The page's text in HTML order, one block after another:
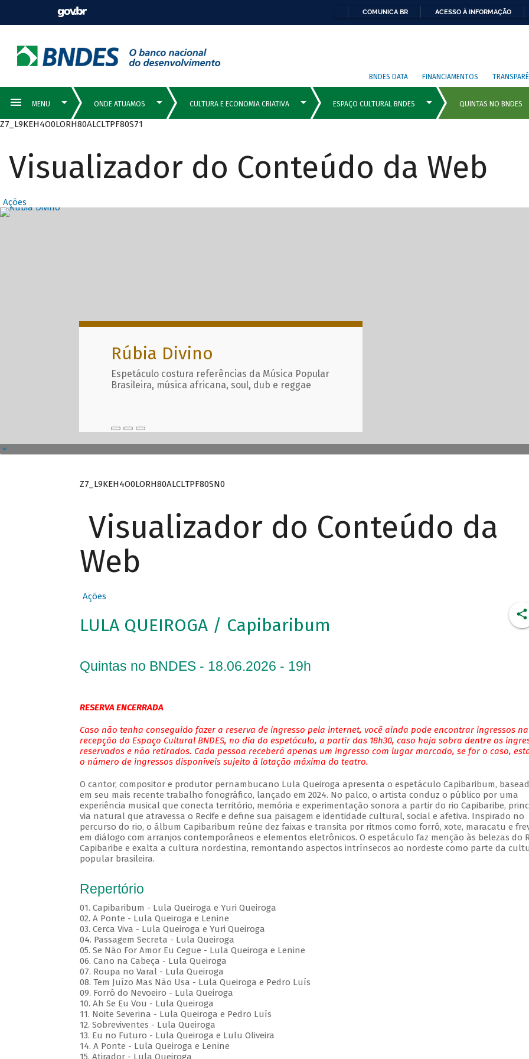
COMUNICA BR ACESSO À INFORMAÇÃO
BNDES DATA FINANCIAMENTOS
Z7_L9KEH4O0LORH80ALCLTPF80S71
Visualizador do Conteúdo da Web
Ações
Destaques Principais com
Rúbia Divino
Espetáculo costura referências da Música Popular
Brasileira, música africana, soul, dub e reggae
Z7_L9KEH4O0LORH80ALCLTPF80SN0
Visualizador do Conteúdo da
Web
Ações
LULA QUEIROGA / Capibaribum
Quintas no BNDES - 18.06.2026 - 19h
RESERVA ENCERRADA
Caso não tenha conseguido fazer a reserva de ingresso pela internet, você ainda pode encontrar ingressos na
recepção do Espaço Cultural BNDES, no dia do espetáculo, a partir das 18h30, caso haja sobra dentre os
reservados e não retirados. Cada pessoa receberá apenas um ingresso com lugar marcado, se for o caso,
o número de ingressos disponíveis sujeito à lotação máxima do teatro.
O cantor, compositor e produtor pernambucano Lula Queiroga apresenta o espetáculo Capibaribum,
em seu mais recente trabalho fonográfico, lançado em 2024. No palco, o artista conduz o público por uma
experiência musical que conecta território, memória e experimentação sonora a partir do rio Capibaribe,
via natural que atravessa o Recife e define sua paisagem e identidade cultural, social e afetiva. Inspirado no
percurso do rio, o álbum Capibaribum reúne dez faixas e transita por ritmos como forró, xote, maracatu e
em diálogo com arranjos contemporâneos e elementos eletrônicos. O espetáculo faz menção às belezas do
Capibaribe e exalta a cultura nordestina, remontando aspectos intrínsecos ao nordeste como parte da
popular brasileira.
Repertório
01. Capibaribum - Lula Queiroga e Yuri Queiroga
02. A Ponte - Lula Queiroga e Lenine
03. Cerca Viva - Lula Queiroga e Yuri Queiroga
04. Passagem Secreta - Lula Queiroga
05. Se Não For Amor Eu Cegue - Lula Queiroga e Lenine
06. Cano na Cabeça - Lula Queiroga
07. Roupa no Varal - Lula Queiroga
08. Tem Juízo Mas Não Usa - Lula Queiroga e Pedro Luís
09. Forró do Nevoeiro - Lula Queiroga
10. Ah Se Eu Vou - Lula Queiroga
11. Noite Severina - Lula Queiroga e Pedro Luís
12. Sobreviventes - Lula Queiroga
13. Eu no Futuro - Lula Queiroga e Lulu Oliveira
14. A Ponte - Lula Queiroga e Lenine